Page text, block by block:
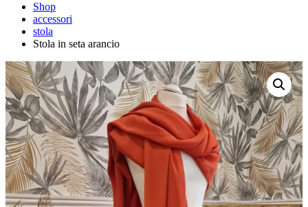
Shop
accessori
stola
Stola in seta arancio